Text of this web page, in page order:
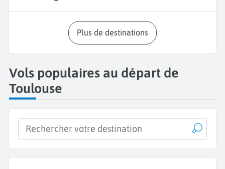
Plus de destinations
Vols populaires au départ de
Toulouse